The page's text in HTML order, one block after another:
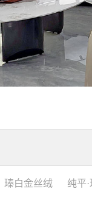
瑧白金丝绒 纯平